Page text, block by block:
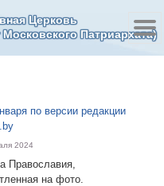
Церковь
Патриархата)
по версии редакции
2024
Православия,
на фото.